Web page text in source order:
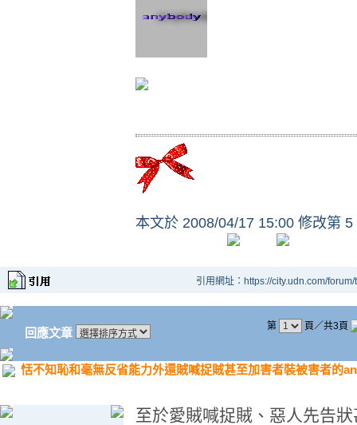
本文於 2008/04/17 15:00 修改第 5
引用網址：https://city.udn.com/
回應文章 第 頁／共3頁
恬不知恥和毫無反省能力外還賊喊捉賊甚至加害者裝被害者的
至於愛賊喊捉賊、惡人先告